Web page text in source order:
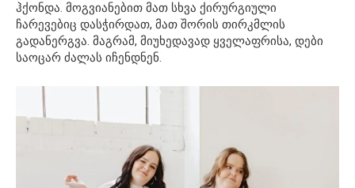
ჰქონდა. მოგვიანებით მათ სხვა ქირურგიული
ჩარევებიც დასჭირდათ, მათ შორის თირკმლის
გადანერგვა. მაგრამ, მიუხედავად ყველაფრისა, დები
საოცარ ძალას იჩენდნენ.